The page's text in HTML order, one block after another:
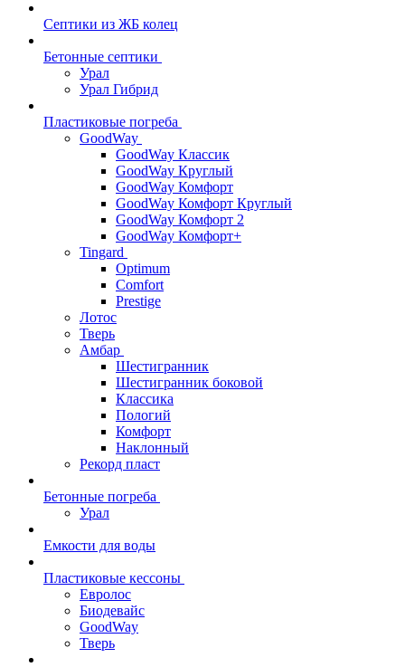
Септики из ЖБ колец
Бетонные септики
Урал
Урал Гибрид
Пластиковые погреба
GoodWay
GoodWay Классик
GoodWay Круглый
GoodWay Комфорт
GoodWay Комфорт Круглый
GoodWay Комфорт 2
GoodWay Комфорт+
Tingard
Optimum
Comfort
Prestige
Лотос
Тверь
Амбар
Шестигранник
Шестигранник боковой
Классика
Пологий
Комфорт
Наклонный
Рекорд пласт
Бетонные погреба
Урал
Емкости для воды
Пластиковые кессоны
Евролос
Биодевайс
GoodWay
Тверь